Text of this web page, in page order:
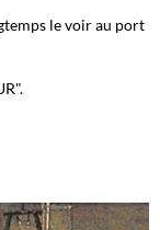
le voir au port